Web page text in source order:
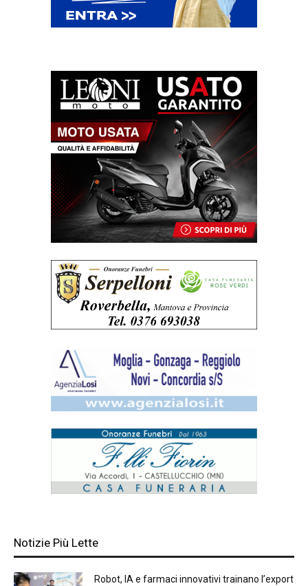
Notizie Più Lette
Robot, IA e farmaci innovativi trainano l’export